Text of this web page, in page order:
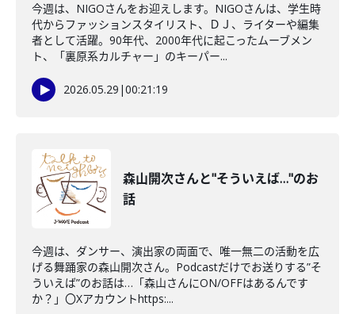
今週は、NIGOさんをお迎えします。NIGOさんは、学生時
代からファッションスタイリスト、ＤＪ、ライターや編集
者として活躍。90年代、2000年代に起こったムーブメン
ト、「裏原系カルチャー」のキーパー...
2026.05.29 |00:21:19
森山開次さんと"そういえば…"のお
話
今週は、ダンサー、演出家の両面で、唯一無二の活動を広
げる舞踊家の森山開次さん。Podcastだけでお送りする”そ
ういえば”のお話は…「森山さんにON/OFFはあるんです
か？」〇Xアカウントhttps:...